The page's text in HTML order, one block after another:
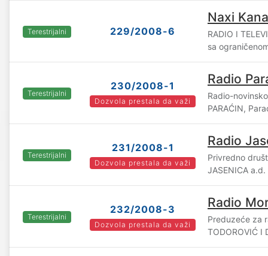
Terestrijalni 229/2008-6
Naxi
RADIO I
sa
Terestrijalni
230/2008-1
Dozvola prestala da važi
Radio
Radio-
PARAĆIN,
Terestrijalni
231/2008-1
Dozvola prestala da važi
Radio
Privredno
JASENICA
Terestrijalni
232/2008-3
Dozvola prestala da važi
Radio
Preduzeće za
TODOROVIĆ I